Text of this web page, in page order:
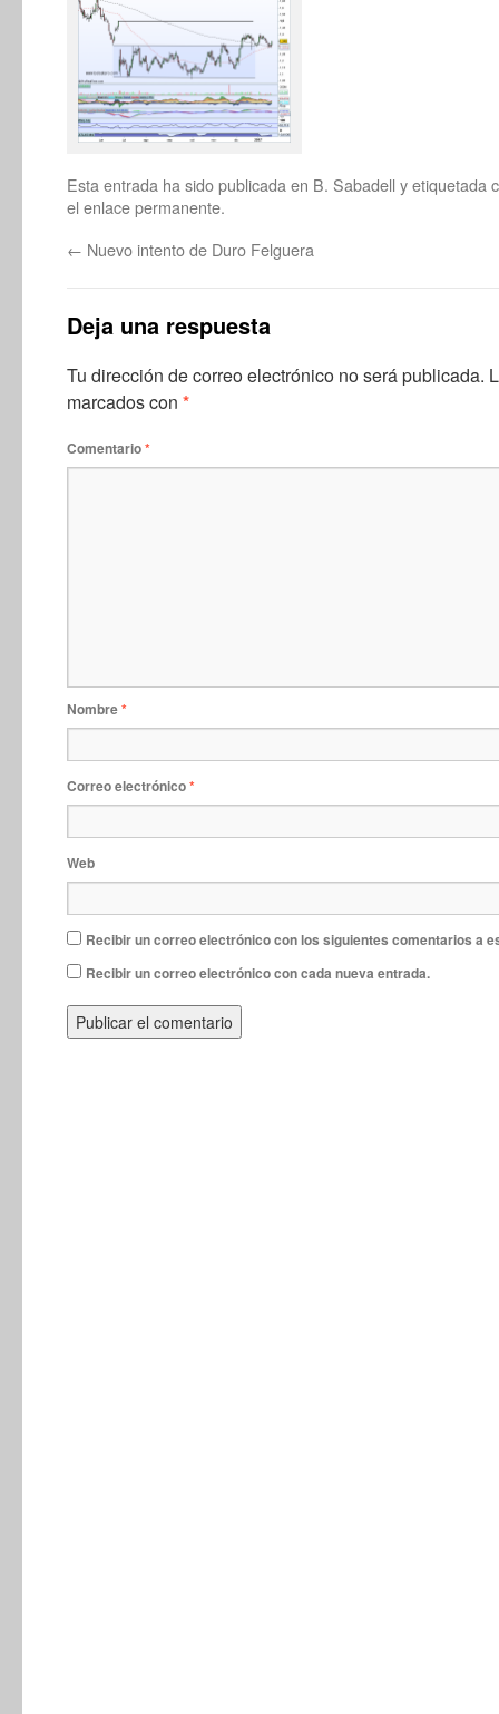
Esta entrada ha sido publicada en B. Sabadell y etiquetada
el enlace permanente.
← Nuevo intento de Duro Felguera
Deja una respuesta
Tu dirección de correo electrónico no será publicada.
marcados con *
Comentario*
Nombre*
Correo electrónico*
Web
Recibir un correo electrónico con los siguientes comentarios a
Recibir un correo electrónico con cada nueva entrada.